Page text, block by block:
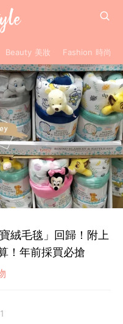
Beauty 美妝 Fashion 時尚
絨毛毯」回歸！附上
！年前採買必搶